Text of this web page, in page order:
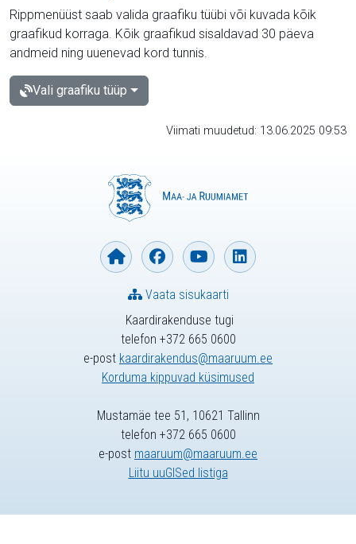
Rippmenüüst saab valida graafiku tüübi või kuvada kõik
graafikud korraga. Kõik graafikud sisaldavad 30 päeva
andmeid ning uuenevad kord tunnis.
Vali graafiku tüüp
Viimati muudetud: 13.06.2025 09:53
Kaardirakenduse tugi
telefon +372 665 0600
e-post kaardirakendus@maaruum.ee
Korduma kippuvad küsimused
Vaata sisukaarti
Mustamäe tee 51, 10621 Tallinn
telefon +372 665 0600
e-post maaruum@maaruum.ee
Liitu uuGISed listiga